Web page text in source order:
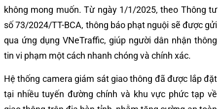
không mong muốn. Từ ngày 1/1/2025, theo Thông tư
số 73/2024/TT-BCA, thông báo phạt nguội sẽ được gửi
qua ứng dụng VNeTraffic, giúp người dân nhận thông
tin vi phạm một cách nhanh chóng và chính xác.
Hệ thống camera giám sát giao thông đã được lắp đặt
tại nhiều tuyến đường chính và khu vực phức tạp về